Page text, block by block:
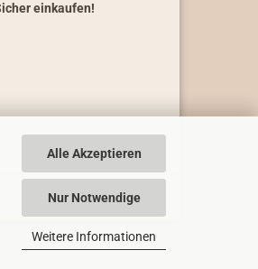
Alle Akzeptieren
Nur Notwendige
Weitere Informationen
einkaufen!